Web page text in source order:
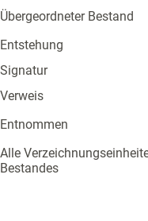
Übergeordneter Bestand
Entstehung
Signatur
Verweis
Entnommen
Alle
Bestandes